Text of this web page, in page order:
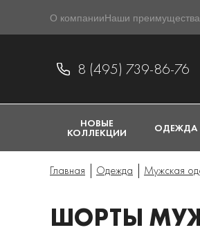
О компанииНаши преимущества
8 (495) 739-86-76
НОВЫЕ
КОЛЛЕКЦИИ ОДЕЖДА
Главная Одежда Мужская
ШОРТЫ